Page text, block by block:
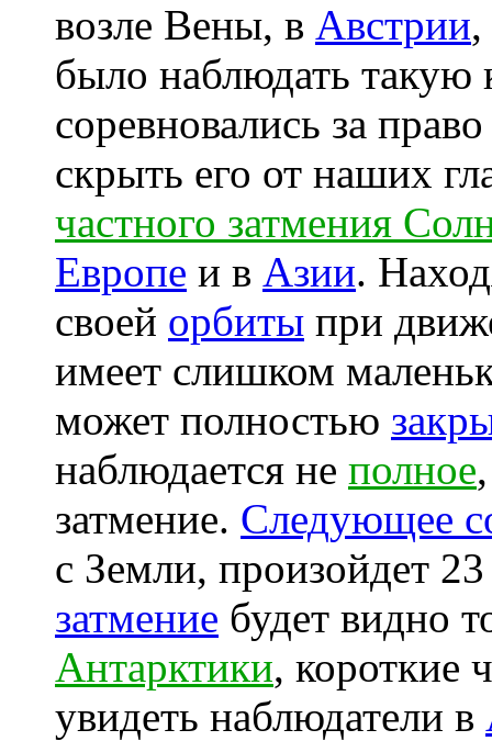
возле Вены, в Австрии
было наблюдать такую
соревновались за
скрыть его от наших
частного затмения
Европе и в Азии.
своей орбиты при
имеет слишком
может полностью
наблюдается не полное
затмение. Следующее
с Земли, произойдет
затмение будет видно
Антарктики, короткие
увидеть наблюдатели в